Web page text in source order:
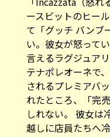
ースビットのヒー
て「グッチ バンブ
い。彼女が怒って
言えるラグジュア
テナポレオーネで
されるプレミアバ
れたところ、「完
しれない。 彼女は
越しに店員たちへ
の間で洗練された